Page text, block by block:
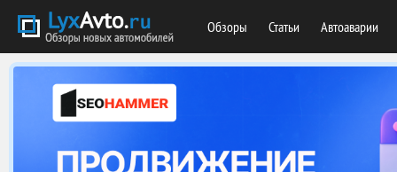
Обзоры Статьи Автоаварии